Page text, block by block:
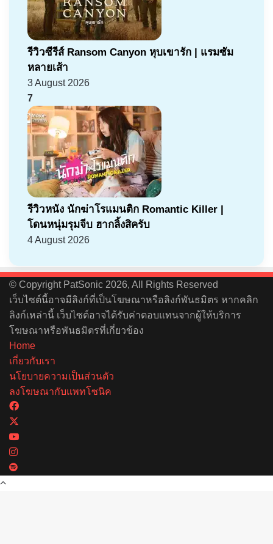
รีวิวซีรีส์ Ransom Canyon หุบเขารัก | แรมซัม
หลายเส้า
3 August 2026
7
รีวิวหนัง นักฆ่าโรแมนติก Romantic Killer |
โดนหนุ่มรุมจีบ ฮากลิ้งสิครับ
4 August 2026
© Copyright PatSonic 2026, All Rights Reserved
เว็บไซต์นี้อาจมีลิงก์ที่เป็นโฆษณาหรือลิงก์พันธมิตร หากคลิก
ลิงก์เหล่านี้ เว็บไซต์อาจได้รับค่าตอบแทนจากผู้ให้บริการ
โฆษณาหรือพันธมิตรที่เกี่ยวข้อง
Home
เกี่ยวกับเรา
นโยบายความเป็นส่วนตัว
ลงโฆษณากับแพทโซนิค